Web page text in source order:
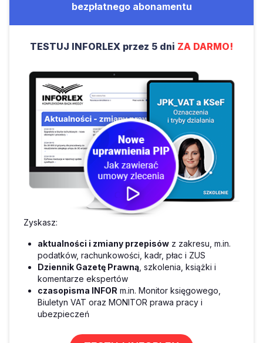
bezpłatnego abonamentu
TESTUJ INFORLEX przez 5 dni ZA DARMO!
Zyskasz:
aktualności i zmiany przepisów z zakresu, m.in.
podatków, rachunkowości, kadr, płac i ZUS
Dziennik Gazetę Prawną , szkolenia, książki i
komentarze ekspertów
czasopisma INFOR m.in. Monitor księgowego,
Biuletyn VAT oraz MONITOR prawa pracy i
ubezpieczeń